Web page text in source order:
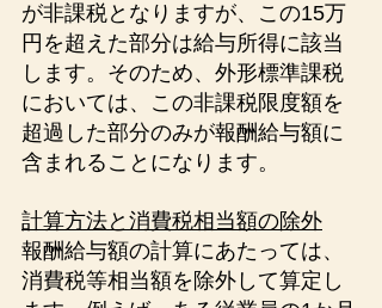
が非課税となりますが、この15万
円を超えた部分は給与所得に該当
します。そのため、外形標準課税
においては、この非課税限度額を
超過した部分のみが報酬給与額に
含まれることになります。
計算方法と消費税相当額の除外
報酬給与額の計算にあたっては、
消費税等相当額を除外して算定し